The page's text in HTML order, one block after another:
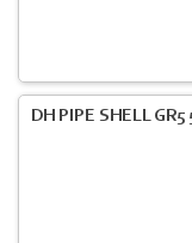
DH PIPE SHELL GR5